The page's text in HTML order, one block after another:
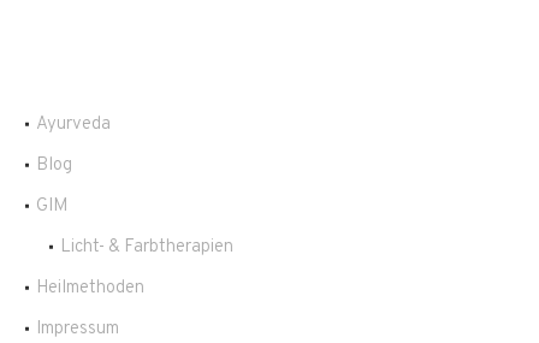
Ayurveda
Blog
GIM
Licht- & Farbtherapien
Heilmethoden
Impressum